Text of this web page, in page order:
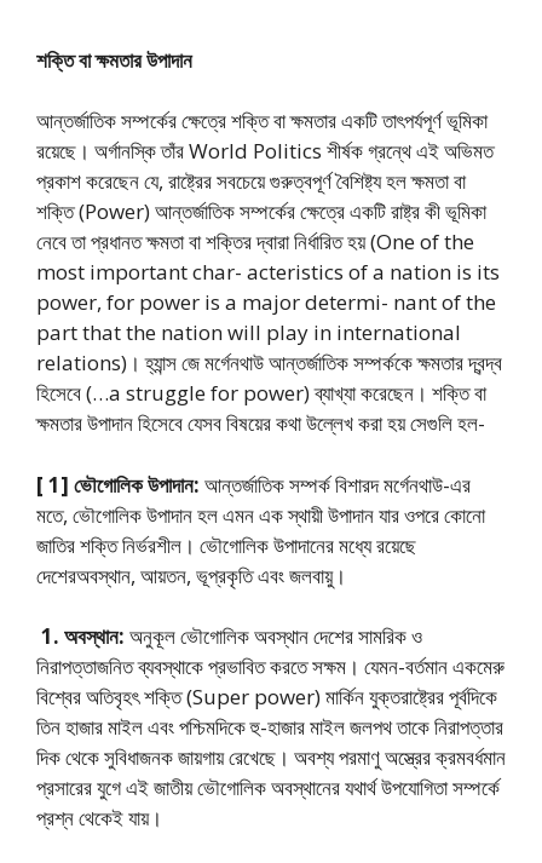
শক্তি বা ক্ষমতার উপাদান
আন্তর্জাতিক সম্পর্কের ক্ষেত্রে শক্তি বা ক্ষমতার একটি তাৎপর্যপূর্ণ ভূমিকা
রয়েছে। অর্গানস্কি তাঁর World Politics শীর্ষক গ্রন্থে এই অভিমত
প্রকাশ করেছেন যে, রাষ্ট্রের সবচেয়ে গুরুত্বপূর্ণ বৈশিষ্ট্য হল ক্ষমতা বা
শক্তি (Power) আন্তর্জাতিক সম্পর্কের ক্ষেত্রে একটি রাষ্ট্র কী ভূমিকা
নেবে তা প্রধানত ক্ষমতা বা শক্তির দ্বারা নির্ধারিত হয় (One of the
most important char- acteristics of a nation is its
power, for power is a major determi- nant of the
part that the nation will play in international
relations)। হ্যান্স জে মর্গেনথাউ আন্তর্জাতিক সম্পর্ককে ক্ষমতার দ্বন্দ্ব
হিসেবে (…a struggle for power) ব্যাখ্যা করেছেন। শক্তি বা
ক্ষমতার উপাদান হিসেবে যেসব বিষয়ের কথা উল্লেখ করা হয় সেগুলি হল-
[ 1] ভৌগোলিক উপাদান: আন্তর্জাতিক সম্পর্ক বিশারদ মর্গেনথাউ-এর
মতে, ভৌগোলিক উপাদান হল এমন এক স্থায়ী উপাদান যার ওপরে কোনো
জাতির শক্তি নির্ভরশীল। ভৌগোলিক উপাদানের মধ্যে রয়েছে
দেশেরঅবস্থান, আয়তন, ভূপ্রকৃতি এবং জলবায়ু।
1. অবস্থান: অনুকূল ভৌগোলিক অবস্থান দেশের সামরিক ও
নিরাপত্তাজনিত ব্যবস্থাকে প্রভাবিত করতে সক্ষম। যেমন-বর্তমান একমেরু
বিশ্বের অতিবৃহৎ শক্তি (Super power) মার্কিন যুক্তরাষ্ট্রের পূর্বদিকে
তিন হাজার মাইল এবং পশ্চিমদিকে হু-হাজার মাইল জলপথ তাকে নিরাপত্তার
দিক থেকে সুবিধাজনক জায়গায় রেখেছে। অবশ্য পরমাণু অস্ত্রের ক্রমবর্ধমান
প্রসারের যুগে এই জাতীয় ভৌগোলিক অবস্থানের যথার্থ উপযোগিতা সম্পর্কে
প্রশ্ন থেকেই যায়।